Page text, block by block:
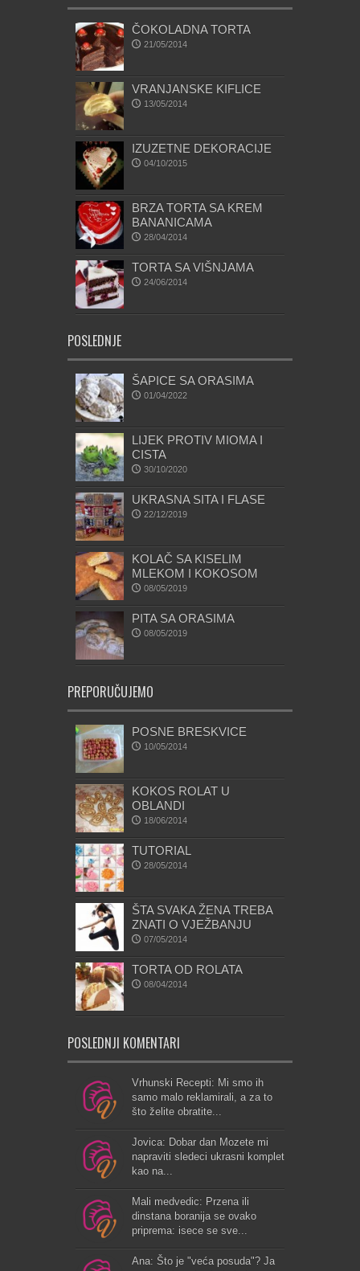
ČOKOLADNA TORTA
21/05/2014
VRANJANSKE KIFLICE
13/05/2014
IZUZETNE DEKORACIJE
04/10/2015
BRZA TORTA SA KREM
BANANICAMA
28/04/2014
TORTA SA VIŠNJAMA
24/06/2014
POSLEDNJE
ŠAPICE SA ORASIMA
01/04/2022
LIJEK PROTIV MIOMA I
CISTA
30/10/2020
UKRASNA SITA I FLASE
22/12/2019
KOLAČ SA KISELIM
MLEKOM I KOKOSOM
08/05/2019
PITA SA ORASIMA
08/05/2019
PREPORUČUJEMO
POSNE BRESKVICE
10/05/2014
KOKOS ROLAT U
OBLANDI
18/06/2014
TUTORIAL
28/05/2014
ŠTA SVAKA ŽENA TREBA
ZNATI O VJEŽBANJU
07/05/2014
TORTA OD ROLATA
08/04/2014
POSLEDNJI KOMENTARI
Vrhunski Recepti: Mi smo ih
samo malo reklamirali, a za to
što želite obratite...
Jovica: Dobar dan Mozete mi
napraviti sledeci ukrasni komplet
kao na...
Mali medvedic: Przena ili
dinstana boranija se ovako
priprema: isece se sve...
Ana: Što je "veća posuda"? Ja